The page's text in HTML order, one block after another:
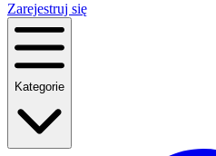
Zarejestruj się
Kategorie